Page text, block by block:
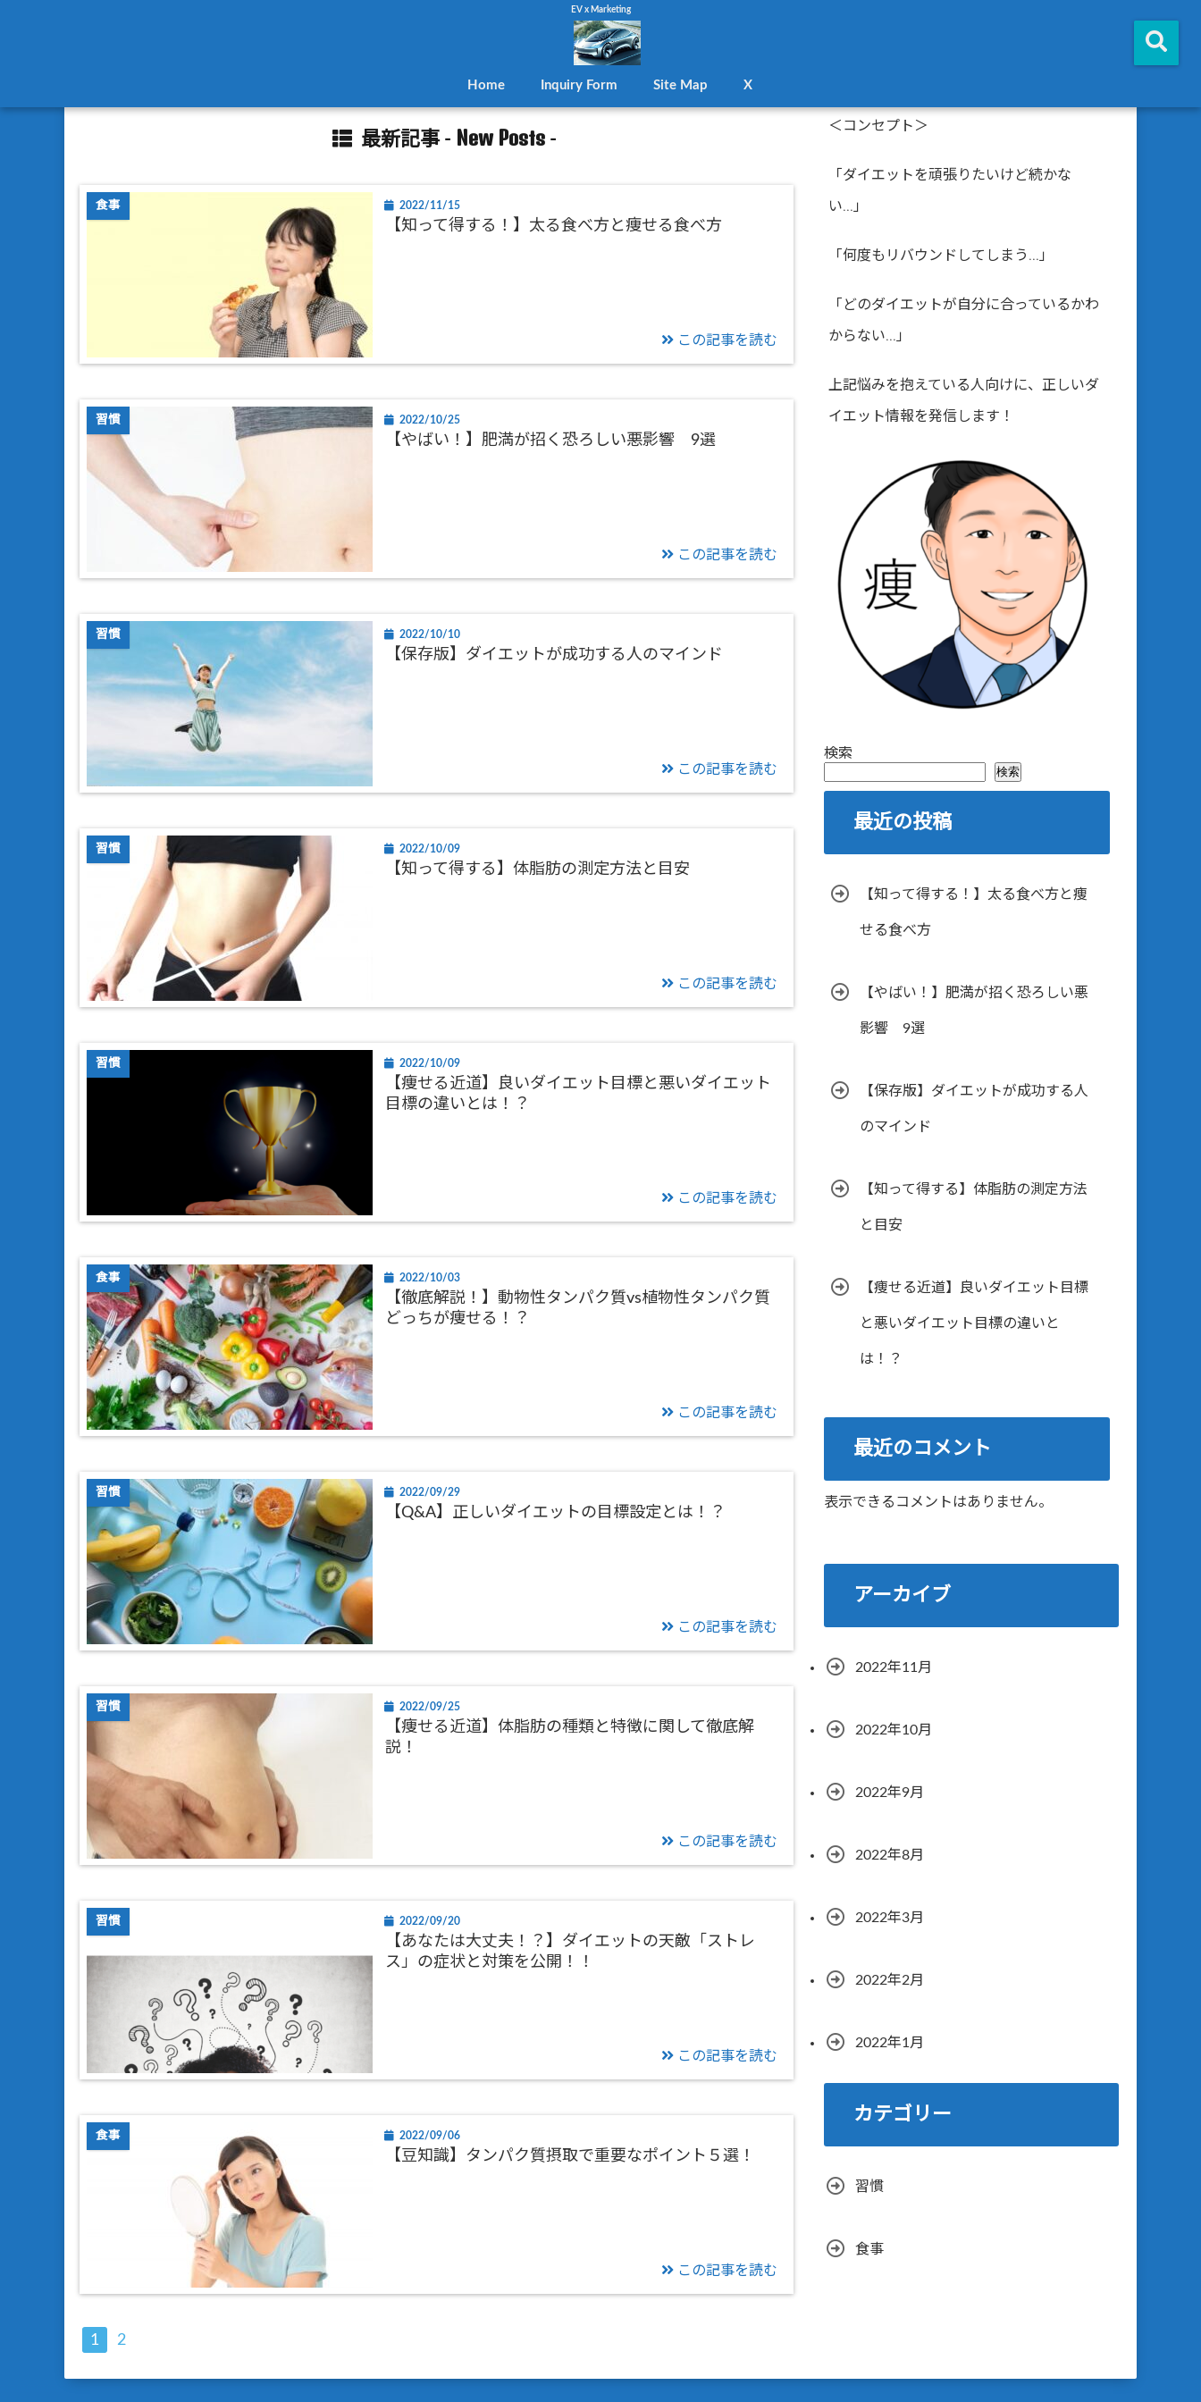
EV x Marketing
Home Inquiry Form Site Map X
最新記事 - New Posts-
食事 2022/11/15
【知って得する！】太る食べ方と痩せる食べ方
この記事を読む
習慣 2022/10/25
【やばい！】肥満が招く恐ろしい悪影響 9選
この記事を読む
習慣 2022/10/10
【保存版】ダイエットが成功する人のマインド
この記事を読む
習慣 2022/10/09
【知って得する】体脂肪の測定方法と目安
この記事を読む
習慣 2022/10/09
【痩せる近道】良いダイエット目標と悪いダイエット
目標の違いとは！？
この記事を読む
食事 2022/10/03
【徹底解説！】動物性タンパク質vs植物性タンパク質
どっちが痩せる！？
この記事を読む
習慣 2022/09/29
【Q&A】正しいダイエットの目標設定とは！？
この記事を読む
習慣 2022/09/25
【痩せる近道】体脂肪の種類と特徴に関して徹底解
説！
この記事を読む
習慣 2022/09/20
【あなたは大丈夫！？】ダイエットの天敵「ストレ
ス」の症状と対策を公開！！
この記事を読む
食事 2022/09/06
【豆知識】タンパク質摂取で重要なポイント５選！
この記事を読む
1 2
＜コンセプト＞
「ダイエットを頑張りたいけど続かな
い...」
「何度もリバウンドしてしまう...」
「どのダイエットが自分に合っているかわ
からない...」
上記悩みを抱えている人向けに、正しいダ
イエット情報を発信します！
検索
検索
最近の投稿
【知って得する！】太る食べ方と痩
せる食べ方
【やばい！】肥満が招く恐ろしい悪
影響 9選
【保存版】ダイエットが成功する人
のマインド
【知って得する】体脂肪の測定方法
と目安
【痩せる近道】良いダイエット目標
と悪いダイエット目標の違いと
は！？
最近のコメント
表示できるコメントはありません。
アーカイブ
2022年11月
2022年10月
2022年9月
2022年8月
2022年3月
2022年2月
2022年1月
カテゴリー
習慣
食事